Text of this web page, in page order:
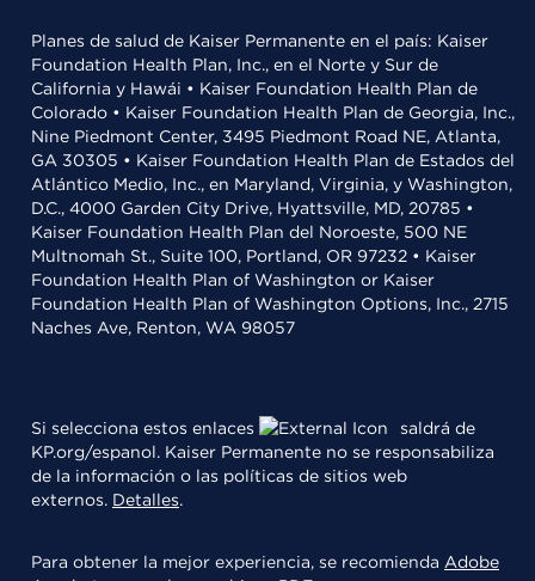
Planes de salud de Kaiser Permanente en el país: Kaiser
Foundation Health Plan, Inc., en el Norte y Sur de
California y Hawái • Kaiser Foundation Health Plan de
Colorado • Kaiser Foundation Health Plan de Georgia, Inc.,
Nine Piedmont Center, 3495 Piedmont Road NE, Atlanta,
GA 30305 • Kaiser Foundation Health Plan de Estados del
Atlántico Medio, Inc., en Maryland, Virginia, y Washington,
D.C., 4000 Garden City Drive, Hyattsville, MD, 20785 •
Kaiser Foundation Health Plan del Noroeste, 500 NE
Multnomah St., Suite 100, Portland, OR 97232 • Kaiser
Foundation Health Plan of Washington or Kaiser
Foundation Health Plan of Washington Options, Inc., 2715
Naches Ave, Renton, WA 98057
Si selecciona estos enlaces
saldrá de
KP.org/espanol. Kaiser Permanente no se responsabiliza
de la información o las políticas de sitios web
externos. Detalles.
Para obtener la mejor experiencia, se recomienda Adobe